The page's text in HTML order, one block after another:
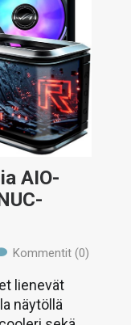
AIO-
Kommentit (0)
lienevät
näytöllä